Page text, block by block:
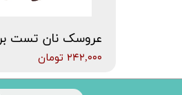
عروسک نان تست
۲۴۲,۰۰۰ تومان